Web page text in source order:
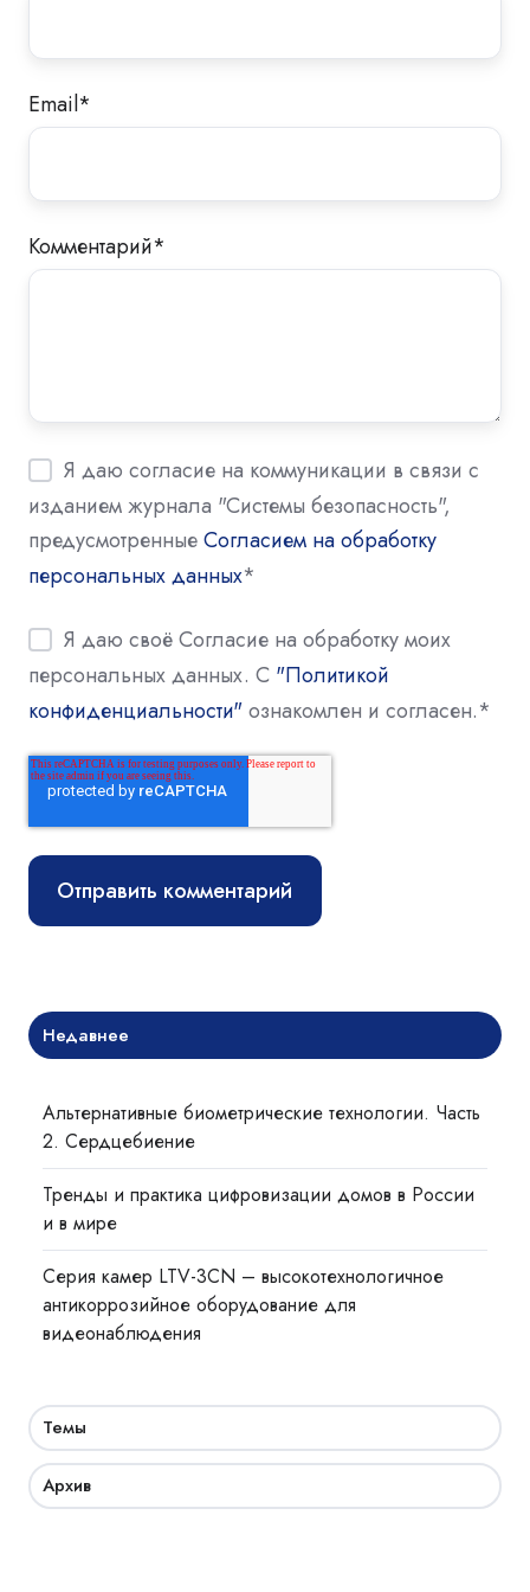
Email*
Комментарий*
Я даю согласие на коммуникации в связи с
изданием журнала "Системы безопасность",
предусмотренныеСогласием на обработку
персональных данных*
Я даю своё Согласие на обработку моих
персональных данных. С "Политикой
конфиденциальности"ознакомлен и согласен.*
Недавнее
Альтернативные биометрические технологии. Часть
2. Сердцебиение
Тренды и практика цифровизации домов в России
и в мире
Cерия камер LTV-3CN – высокотехнологичное
антикоррозийное оборудование для
видеонаблюдения
Темы
Архив